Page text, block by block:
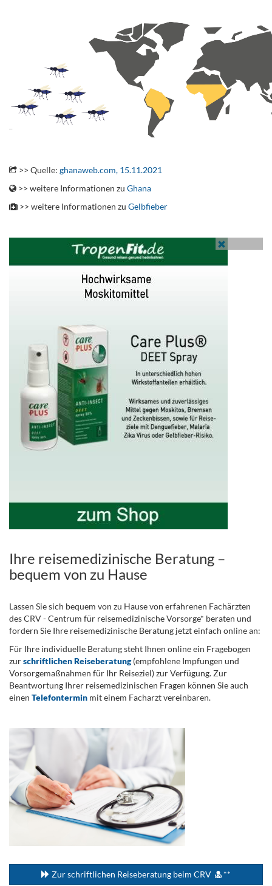
>> Quelle: ghanaweb.com, 15.11.2021
>> weitere Informationen zu Ghana
>> weitere Informationen zu Gelbfieber
Ihre reisemedizinische Beratung –
bequem von zu Hause
Lassen Sie sich bequem von zu Hause von erfahrenen Fachärzten
des CRV - Centrum für reisemedizinische Vorsorge* beraten und
fordern Sie Ihre reisemedizinische Beratung jetzt einfach online an:
Für Ihre individuelle Beratung steht Ihnen online ein Fragebogen
zurschriftlichen Reiseberatung(empfohlene Impfungen und
Vorsorgemaßnahmen für Ihr Reiseziel) zur Verfügung. Zur
Beantwortung Ihrer reisemedizinischen Fragen können Sie auch
einen Telefontermin mit einem Facharzt vereinbaren.
Zur schriftlichen Reiseberatung beim CRV **